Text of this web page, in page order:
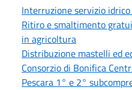
Interruzione servizio
Ritiro e smaltimento
in agricoltura
Distribuzione mastelli ed
Consorzio di Bonifica
Pescara 1° e 2°